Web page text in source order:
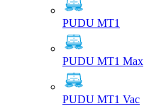
PUDU MT1
PUDU MT1 Max
PUDU MT1 Vac